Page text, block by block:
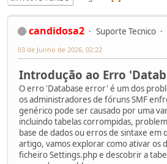
candidosa2 Suporte Tecnico
03 de Junho de 2026, 02:22
Introdução ao Erro
O erro 'Database error' é um dos
os administradores de fóruns SMF
genérico pode ser causado por uma
incluindo tabelas corrompidas,
base de dados ou erros de sintaxe em
artigo, vamos explorar como ativar os
ficheiro Settings.php e descobrir a